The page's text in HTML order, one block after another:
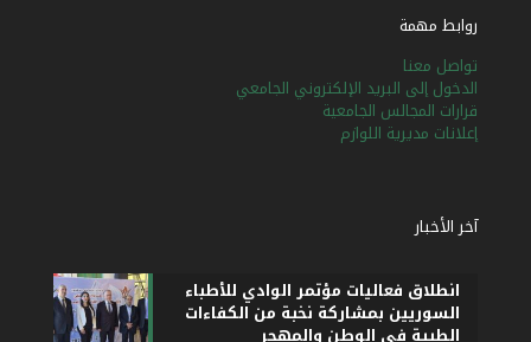
روابط مهمة
تواصل معنا
الدخول إلى البريد الإلكتروني الجامعي
قرارات المجالس الجامعية
إعلانات مديرية اللوازم
آخر الأخبار
انطلاق فعاليات مؤتمر الوادي للأطباء
السوريين بمشاركة نخبة من الكفاءات
الطبية في الوطن والمهجر